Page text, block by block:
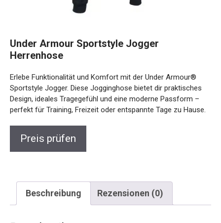
Herrenhose
Sportstyle Jogger. Diese Jogginghose bietet dir praktisches
Design, ideales Tragegefühl und eine moderne Passform –
perfekt für Training, Freizeit oder entspannte Tage zu
Hause.
Preis prüfen
Beschreibung Rezensionen (0)